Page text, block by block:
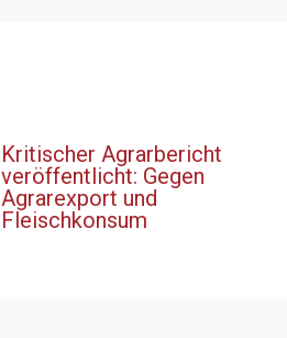
Kritischer Agrarbericht
veröffentlicht: Gegen
Agrarexport und
Fleischkonsum